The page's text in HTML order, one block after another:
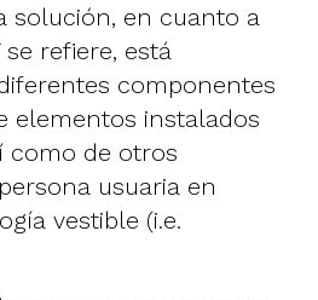
solución, en cuanto a
refiere, está
componentes
elementos instalados
como de otros
usuaria en
vestible (i.e.